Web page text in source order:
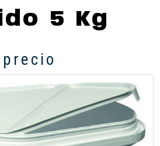
5 Kg